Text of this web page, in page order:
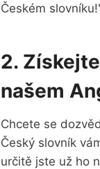
Českém
2.
našem
Chcete se
Český slovník
určitě jste už ho